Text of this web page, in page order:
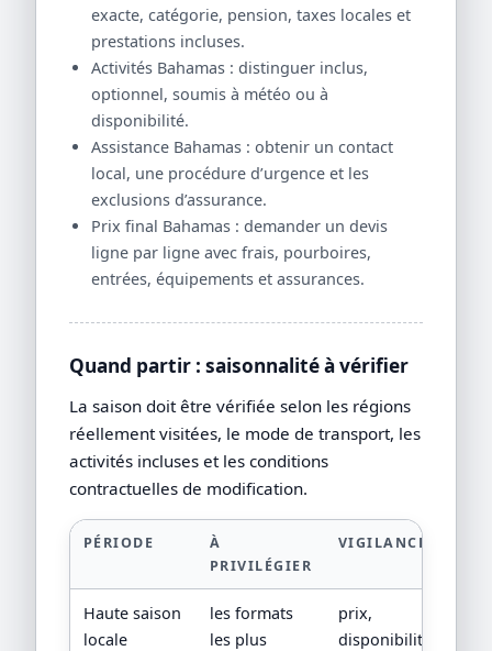
exacte, catégorie, pension, taxes locales et
prestations incluses.
Activités Bahamas : distinguer inclus,
optionnel, soumis à météo ou à
disponibilité.
Assistance Bahamas : obtenir un contact
local, une procédure d’urgence et les
exclusions d’assurance.
Prix final Bahamas : demander un devis
ligne par ligne avec frais, pourboires,
entrées, équipements et assurances.
Quand partir : saisonnalité à vérifier
La saison doit être vérifiée selon les régions
réellement visitées, le mode de transport, les
activités incluses et les conditions
contractuelles de modification.
PÉRIODE
À
PRIVILÉGIER
VIGILANCE
Haute saison
locale
les formats
les plus
prix,
disponibilité,